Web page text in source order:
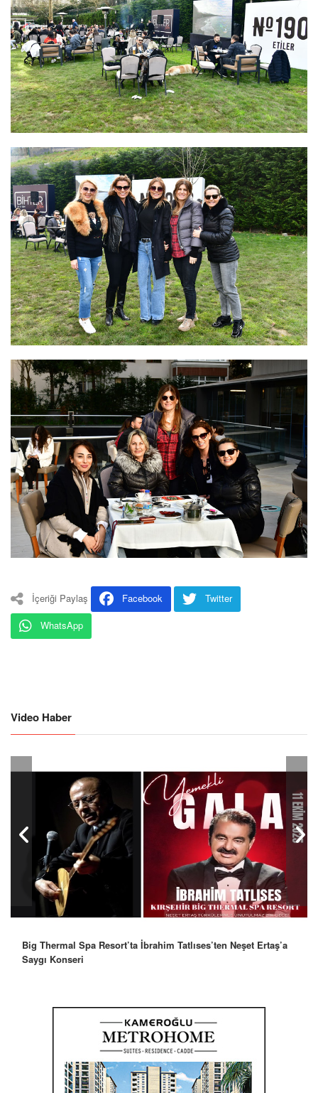
İçeriği Paylaş Facebook
Twitter
WhatsApp
Video Haber
Big Thermal Spa Resort’ta İbrahim Tatlıses’ten Neşet Ertaş’a
Saygı Konseri